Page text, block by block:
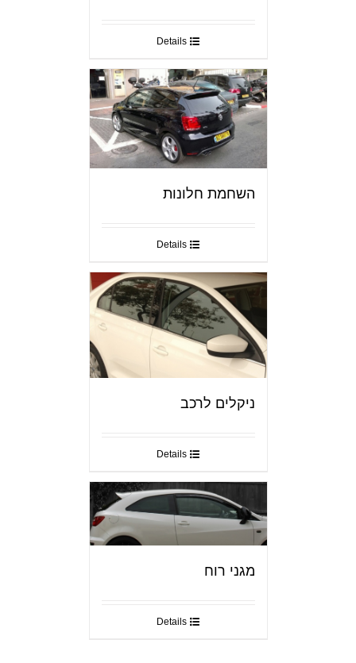
Details
השחמת חלונות
Details
ניקלים לרכב
Details
מגני רוח
Details